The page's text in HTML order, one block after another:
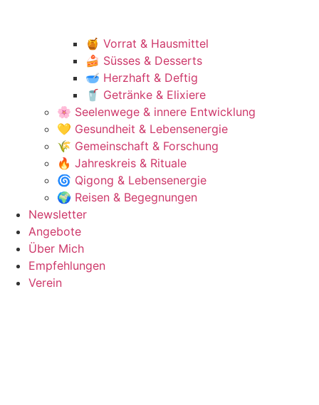
🍯 Vorrat & Hausmittel
🍰 Süsses & Desserts
🥣 Herzhaft & Deftig
🥤 Getränke & Elixiere
🌸 Seelenwege & innere Entwicklung
💛 Gesundheit & Lebensenergie
🌾 Gemeinschaft & Forschung
🔥 Jahreskreis & Rituale
🌀 Qigong & Lebensenergie
🌍 Reisen & Begegnungen
Newsletter
Angebote
Über Mich
Empfehlungen
Verein